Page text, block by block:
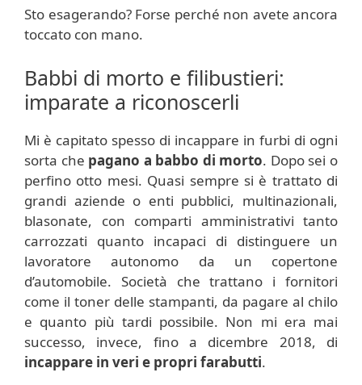
Sto esagerando? Forse perché non avete ancora
toccato con mano.
Babbi di morto e filibustieri:
imparate a riconoscerli
Mi è capitato spesso di incappare in furbi di ogni
sorta che pagano a babbo di morto. Dopo sei o
perfino otto mesi. Quasi sempre si è trattato di
grandi aziende o enti pubblici, multinazionali,
blasonate, con comparti amministrativi tanto
carrozzati quanto incapaci di distinguere un
lavoratore autonomo da un copertone
d’automobile. Società che trattano i fornitori
come il toner delle stampanti, da pagare al chilo
e quanto più tardi possibile. Non mi era mai
successo, invece, fino a dicembre 2018, di
incappare in veri e propri farabutti.